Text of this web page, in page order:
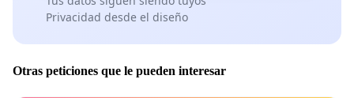
Privacidad desde el diseño
Otras peticiones que le pueden interesar